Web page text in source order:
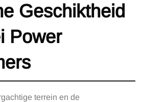
Geschiktheid
Power
terrein en de